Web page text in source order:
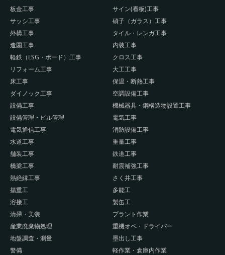
板金工事
サイン(看板)工事
サッシ工事
硝子（ガラス）工事
外構工事
タイル・レンガ工事
造園工事
内装工事
軽鉄（LSG・ボード）工事
クロス工事
リフォーム工事
大工工事
床工事
保温・断熱工事
ダイノック工事
空調設備工事
設備工事
機械器具・鋼構造物設置工事
設備管理・ビル管理
電気工事
電気通信工事
消防設備工事
水道工事
重量工事
舗装工事
鉄道工事
橋梁工事
耐震補強工事
熱絶縁工事
さく井工事
揚重工
多能工
溶接工
製缶工
清掃・美装
プラント作業
産業廃棄物処理
重機オペ・ドライバー
地盤調査・測量
墨出し工事
警備
軽作業・倉庫内作業